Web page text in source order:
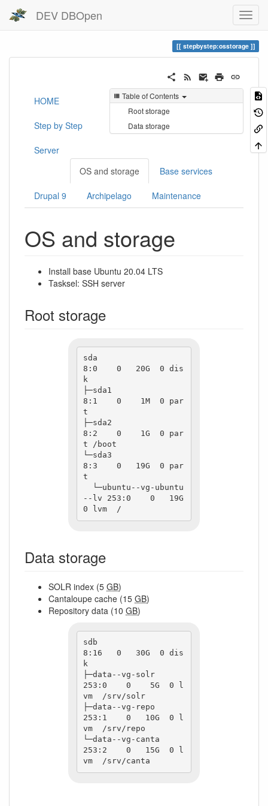
DEV DBOpen
stepbystep:osstorage
Table of Contents
Root storage
Data storage
HOME
Step by Step
Server
OS and storage
Base services
Drupal 9 Archipelago Maintenance
OS and storage
Install base Ubuntu 20.04 LTS
Tasksel: SSH server
Root storage
sda
8:0    0   20G  0 dis
k
├─sda1
8:1    0    1M  0 par
t
├─sda2
8:2    0    1G  0 par
t /boot
└─sda3
8:3    0   19G  0 par
t
--lv 253:0    0   19G
0 lvm  /
Data storage
SOLR index (5 GB)
Cantaloupe cache (15 GB)
Repository data (10 GB)
sdb
8:16   0   30G  0 dis
k
├─data--vg-solr
253:0    0    5G  0 l
vm  /srv/solr
├─data--vg-repo
253:1    0   10G  0 l
vm  /srv/repo
└─data--vg-canta
253:2    0   15G  0 l
vm  /srv/canta